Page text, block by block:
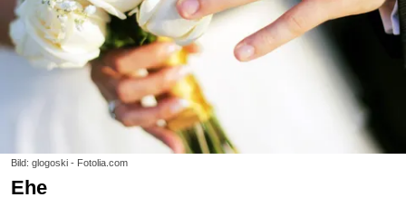
Bild: glogoski - Fotolia.com
Ehe